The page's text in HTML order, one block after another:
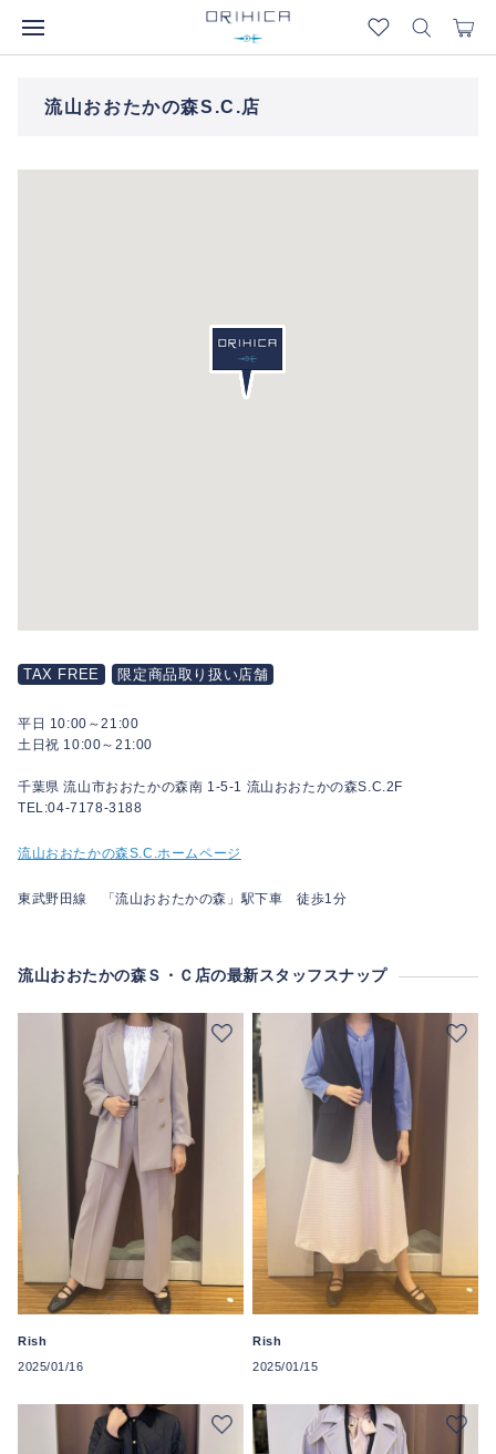
流山おおたかの森S.C.店
TAX FREE 限定商品取り扱い店舗
平日 10:00～21:00
土日祝 10:00～21:00
千葉県 流山市おおたかの森南 1-5-1 流山おおたかの森S.C.2F
TEL:04-7178-3188
流山おおたかの森S.C.ホームページ
東武野田線 「流山おおたかの森」駅下車 徒歩1分
流山おおたかの森Ｓ・Ｃ店の最新スタッフスナップ
Rish
2025/01/16
Rish
2025/01/15